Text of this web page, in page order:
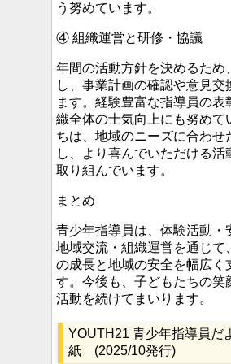
う努めています。
④ 組織運営と研修・協議
年間の活動方針を決めるため
し、事業計画の確認や意見交
ます。経験豊富な指導員の表
織全体の士気向上にも努めて
ちは、地域のニーズに合わせ
し、より喜んでいただける活
取り組んでいます。
まとめ
青少年指導員は、体験活動・
地域交流・組織運営を通じて
の成長と地域の安全を幅広く
す。今後も、子どもたちの笑
活動を続けてまいります。
YOUTH21 青少年指導員
紙 (2025/10発行)